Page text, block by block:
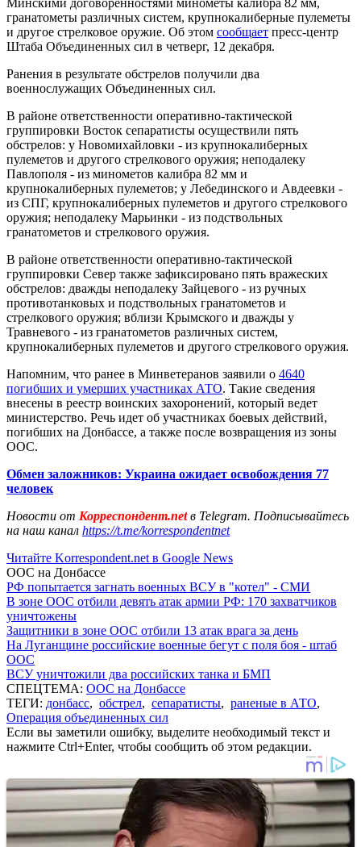
гранатометы различных систем, крупнокалиберные пулеметы
и другое стрелковое оружие. Об этом сообщает пресс-центр
Штаба Объединенных сил в четверг, 12 декабря.
Ранения в результате обстрелов получили два
военнослужащих Объединенных сил.
В районе ответственности оперативно-тактической
группировки Восток сепаратисты осуществили пять
обстрелов: у Новомихайловки - из крупнокалиберных
пулеметов и другого стрелкового оружия; неподалеку
Павлополя - из минометов калибра 82 мм и
крупнокалиберных пулеметов; у Лебединского и Авдеевки -
из СПГ, крупнокалиберных пулеметов и другого стрелкового
оружия; неподалеку Марьинки - из подствольных
гранатометов и стрелкового оружия.
В районе ответственности оперативно-тактической
группировки Север также зафиксировано пять вражеских
обстрелов: дважды неподалеку Зайцевого - из ручных
противотанковых и подствольных гранатометов и
стрелкового оружия; вблизи Крымского и дважды у
Травневого - из гранатометов различных систем,
крупнокалиберных пулеметов и другого стрелкового оружия.
Напомним, что ранее в Минветеранов заявили о 4640
погибших и умерших участниках АТО. Такие сведения
внесены в реестр воинских захоронений, который ведет
министерство. Речь идет об участниках боевых действий,
погибших на Донбассе, а также после возвращения из зоны
ООС.
Обмен заложников: Украина ожидает освобождения 77
человек
Новости от Корреспондент.netв Telegram. Подписывайтесь
на наш канал https://t.me/korrespondentnet
Читайте Korrespondent.net в Google News
ООС на Донбассе
РФ попытается загнать военных ВСУ в "котел" - СМИ
В зоне ООС отбили девять атак армии РФ: 170 захватчиков
уничтожены
Защитники в зоне ООС отбили 13 атак врага за день
На Луганщине российские военные бегут с поля боя - штаб
ООС
ВСУ уничтожили два российских танка и БМП
СПЕЦТЕМА: ООС на Донбассе
ТЕГИ: донбасс, обстрел, сепаратисты, раненые в АТО,
Операция объединенных сил
Если вы заметили ошибку, выделите необходимый текст и
нажмите Ctrl+Enter, чтобы сообщить об этом редакции.